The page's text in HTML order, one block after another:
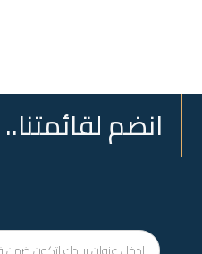
انضم لقائمتنا..